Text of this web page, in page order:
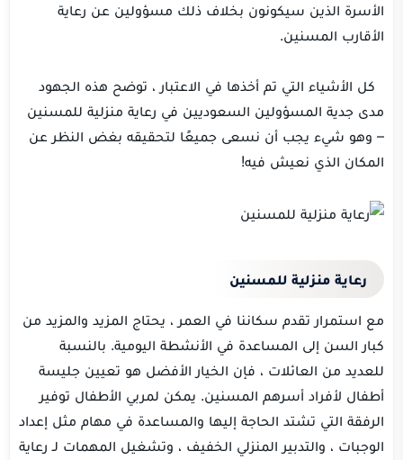
الأسرة الذين سيكونون بخلاف ذلك مسؤولين عن رعاية
الأقارب المسنين.
كل الأشياء التي تم أخذها في الاعتبار ، توضح هذه الجهود
مدى جدية المسؤولين السعوديين في رعاية منزلية للمسنين
– وهو شيء يجب أن نسعى جميعًا لتحقيقه بغض النظر عن
المكان الذي نعيش فيه!
رعاية منزلية للمسنين
مع استمرار تقدم سكاننا في العمر ، يحتاج المزيد والمزيد من
كبار السن إلى المساعدة في الأنشطة اليومية. بالنسبة
للعديد من العائلات ، فإن الخيار الأفضل هو تعيين جليسة
أطفال لأفراد أسرهم المسنين. يمكن لمربي الأطفال توفير
الرفقة التي تشتد الحاجة إليها والمساعدة في مهام مثل إعداد
الوجبات ، والتدبير المنزلي الخفيف ، وتشغيل المهمات لـ رعاية